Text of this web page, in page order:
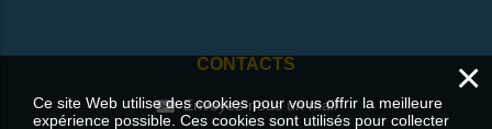
CONTACTS
Envoyez-nous un mail
×
Ce site Web utilise des cookies pour vous offrir la meilleure
expérience possible. Ces cookies sont utilisés pour collecter